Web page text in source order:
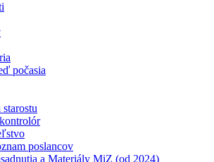
počasia
starostu
poslancov
a Materiály MiZ (od 2024)